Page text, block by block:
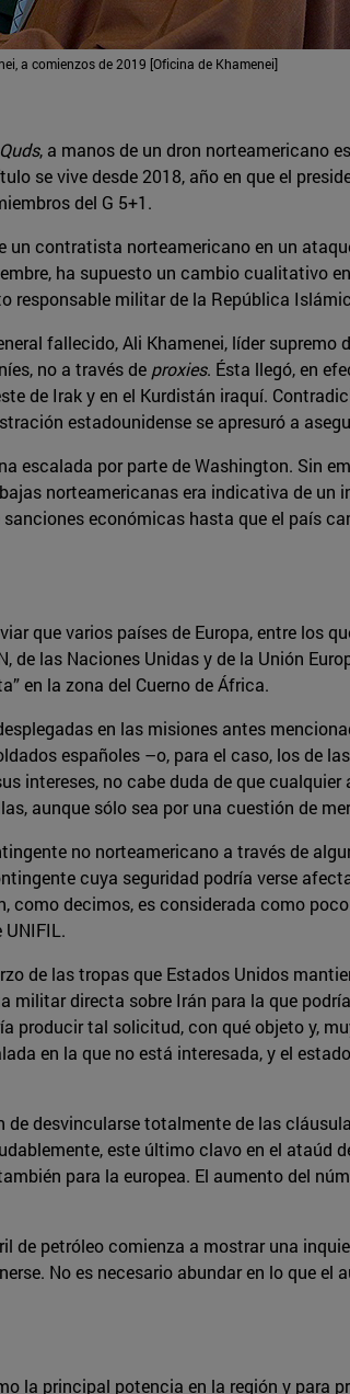
a comienzos de 2019 [Oficina de Khamenei]
Quds, a manos de un dron norteamericano
se vive desde 2018, año en que el
del G 5+1.
un contratista norteamericano en un
ha supuesto un cambio cualitativo
responsable militar de la República
fallecido, Ali Khamenei, líder
no a través de proxies. Ésta llegó, en
de Irak y en el Kurdistán iraquí.
estadounidense se apresuró a
escalada por parte de Washington. Sin
norteamericanas era indicativa de un
económicas hasta que el país
que varios países de Europa, entre los
las Naciones Unidas y de la Unión
en la zona del Cuerno de África.
en las misiones antes
españoles –o, para el caso, los de
intereses, no cabe duda de que
aunque sólo sea por una cuestión de
no norteamericano a través de
cuya seguridad podría verse
decimos, es considerada como
UNIFIL.
de las tropas que Estados Unidos
directa sobre Irán para la que
producir tal solicitud, con qué objeto y,
en la que no está interesada, y el
desvincularse totalmente de las
este último clavo en el ataúd
para la europea. El aumento del
de petróleo comienza a mostrar una
No es necesario abundar en lo que
la principal potencia en la región y para